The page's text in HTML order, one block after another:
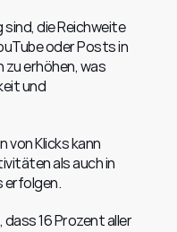
die Reichweite
oder Posts in
erhöhen, was
und
von Klicks kann
als auch in
erfolgen.
16 Prozent aller